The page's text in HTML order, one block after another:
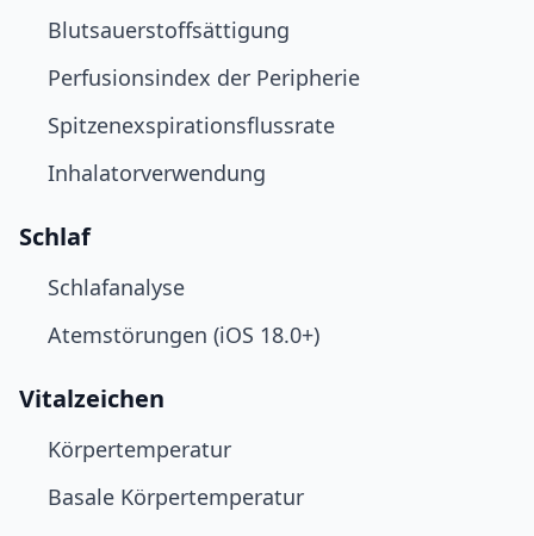
Blutsauerstoffsättigung
Perfusionsindex der Peripherie
Spitzenexspirationsflussrate
Inhalatorverwendung
Schlaf
Schlafanalyse
Atemstörungen (iOS 18.0+)
Vitalzeichen
Körpertemperatur
Basale Körpertemperatur